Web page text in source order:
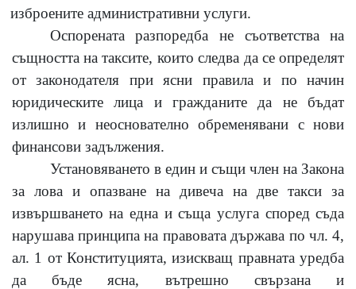
изброените административни услуги.
Оспорената разпоредба не съответства на
същността на таксите, които следва да се определят
от законодателя при ясни правила и по начин
юридическите лица и гражданите да не бъдат
излишно и неоснователно обременявани с нови
финансови задължения.
Установяването в един и същи член на Закона
за лова и опазване на дивеча на две такси за
извършването на една и съща услуга според съда
нарушава принципа на правовата държава по чл. 4,
ал. 1 от Конституцията, изискващ правната уредба
да бъде ясна, вътрешно свързана и